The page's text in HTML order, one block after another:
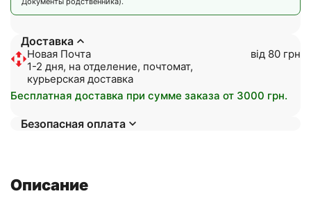
Доставка
Новая Почта
1-2 дня, на отделение, почтомат,
курьерская доставка
від 80 грн
Бесплатная доставка при сумме заказа от 3000 грн.
Безопасная оплата
Описание